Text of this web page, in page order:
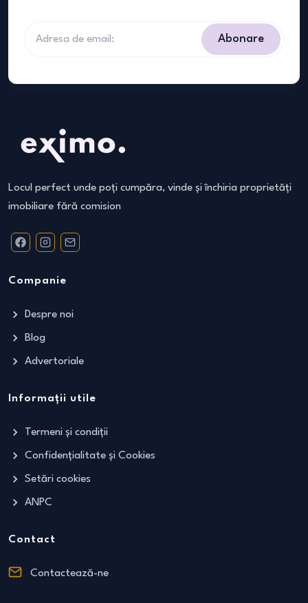
Abonare
Locul perfect unde poți cumpăra, vinde și închiria proprietăți
imobiliare fără comision
Companie
Despre noi
Blog
Advertoriale
Informații utile
Termeni și condiții
Confidențialitate și Cookies
Setări cookies
ANPC
Contact
Contactează-ne